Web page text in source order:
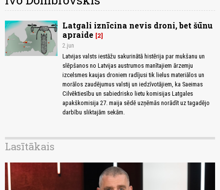
Latgali iznīcina nevis droni, bet šūnu
apraide 2
2.jun
Latvijas valsts iestāžu sakurinātā histērija par mukšanu un
slēpšanos no Latvijas austrumos manītajiem ārzemju
izcelsmes kaujas droniem radījusi tik lielus materiālos un
morālos zaudējumus valstij un iedzīvotājiem, ka Saeimas
Cilvēktiesību un sabiedrisko lietu komisijas Latgales
apakškomisija 27. maija sēdē uzņēmās norādīt uz tagadējo
darbību sliktajām sekām.
Lasītākais